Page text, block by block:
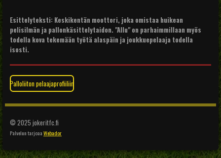
Esittelyteksti: Keskikentän moottori, joka omistaa huikean
pelisilmän ja pallonkäsittelytaidon. "Allu" on parhaimmillaan myös
todella kova tekemään työtä alaspäin ja joukkuepelaaja todella
isosti.
Palloliiton pelaajaprofiiliin
© 2025 jokeritfc.fi
Palvelun tarjoaaWebador